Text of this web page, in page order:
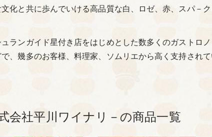
文化と共に歩んでいける高品質な白、ロゼ、赤、スパ－
ュランガイド星付き店をはじめとした数多くのガストロ
で、幾多のお客様、料理家、ソムリエから高く支持されて
会社平川ワイナリ－の商品一覧